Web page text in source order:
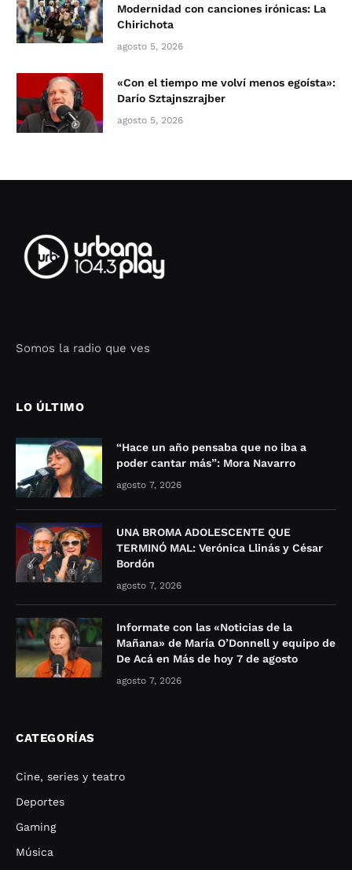
Modernidad con canciones irónicas: La
Chirichota
agosto 5, 2026
«Con el tiempo me volví menos egoísta»:
Darío Sztajnszrajber
agosto 5, 2026
Somos la radio que ves
LO ÚLTIMO
“Hace un año pensaba que no iba a
poder cantar más”: Mora Navarro
agosto 7, 2026
UNA BROMA ADOLESCENTE QUE
TERMINÓ MAL: Verónica Llinás y César
Bordón
agosto 7, 2026
Informate con las «Noticias de la
Mañana» de María O’Donnell y equipo de
De Acá en Más de hoy 7 de agosto
agosto 7, 2026
CATEGORÍAS
Cine, series y teatro
Deportes
Gaming
Música